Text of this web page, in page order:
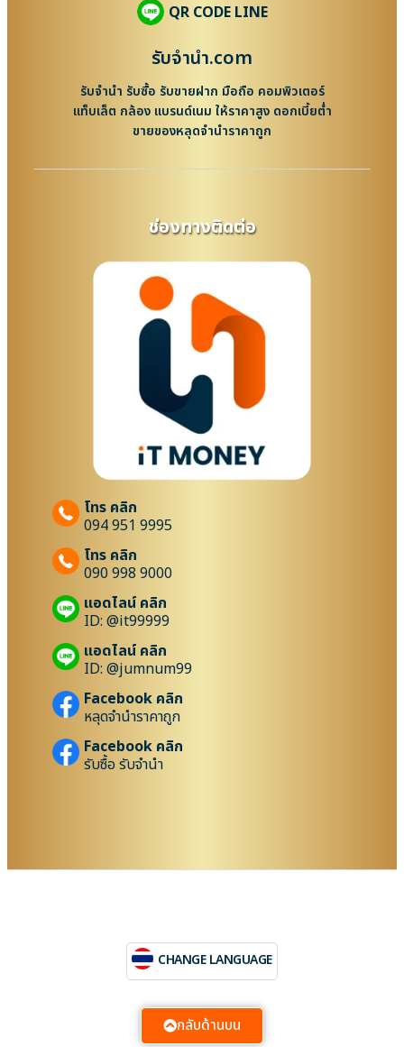
QR CODE LINE
รับจํานํา.com
รับจำนำ รับซื้อ รับขายฝาก มือถือ คอมพิวเตอร์
แท็บเล็ต กล้อง แบรนด์เนม ให้ราคาสูง ดอกเบี้ยต่ำ
ขายของหลุดจำนำราคาถูก
ช่องทางติดต่อ
โทร คลิก
094 951 9995
โทร คลิก
090 998 9000
แอดไลน์ คลิก
ID: @it99999
แอดไลน์ คลิก
ID: @jumnum99
Facebook คลิก
หลุดจำนำราคาถูก
Facebook คลิก
รับซื้อ รับจำนำ
CHANGE LANGUAGE
กลับด้านบน